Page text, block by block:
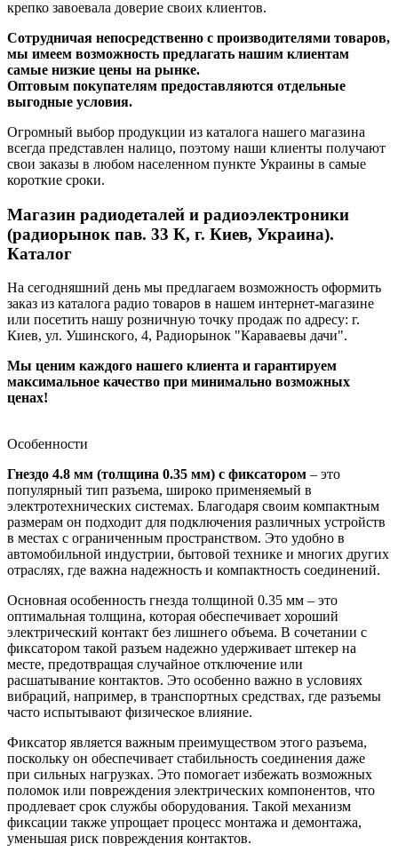
крепко завоевала доверие своих клиентов.
Сотрудничая непосредственно с производителями товаров,
мы имеем возможность предлагать нашим клиентам
самые низкие цены на рынке.
Оптовым покупателям предоставляются отдельные
выгодные условия.
Огромный выбор продукции из каталога нашего магазина
всегда представлен налицо, поэтому наши клиенты получают
свои заказы в любом населенном пункте Украины в самые
короткие сроки.
Магазин радиодеталей и радиоэлектроники
(радиорынок пав. 33 К, г. Киев, Украина).
Каталог
На сегодняшний день мы предлагаем возможность оформить
заказ из каталога радио товаров в нашем интернет-магазине
или посетить нашу розничную точку продаж по адресу: г.
Киев, ул. Ушинского, 4, Радиорынок "Караваевы дачи".
Мы ценим каждого нашего клиента и гарантируем
максимальное качество при минимально возможных
ценах!
Особенности
Гнездо 4.8 мм (толщина 0.35 мм) с фиксатором – это
популярный тип разъема, широко применяемый в
электротехнических системах. Благодаря своим компактным
размерам он подходит для подключения различных устройств
в местах с ограниченным пространством. Это удобно в
автомобильной индустрии, бытовой технике и многих других
отраслях, где важна надежность и компактность соединений.
Основная особенность гнезда толщиной 0.35 мм – это
оптимальная толщина, которая обеспечивает хороший
электрический контакт без лишнего объема. В сочетании с
фиксатором такой разъем надежно удерживает штекер на
месте, предотвращая случайное отключение или
расшатывание контактов. Это особенно важно в условиях
вибраций, например, в транспортных средствах, где разъемы
часто испытывают физическое влияние.
Фиксатор является важным преимуществом этого разъема,
поскольку он обеспечивает стабильность соединения даже
при сильных нагрузках. Это помогает избежать возможных
поломок или повреждения электрических компонентов, что
продлевает срок службы оборудования. Такой механизм
фиксации также упрощает процесс монтажа и демонтажа,
уменьшая риск повреждения контактов.